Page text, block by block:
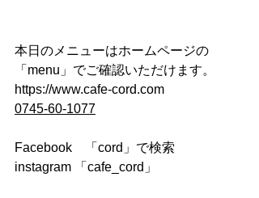
本日のメニューはホームページの
「menu」でご確認いただけます。
https://www.cafe-cord.com
0745-60-1077
Facebook　「cord」で検索
instagram 「cafe_cord」